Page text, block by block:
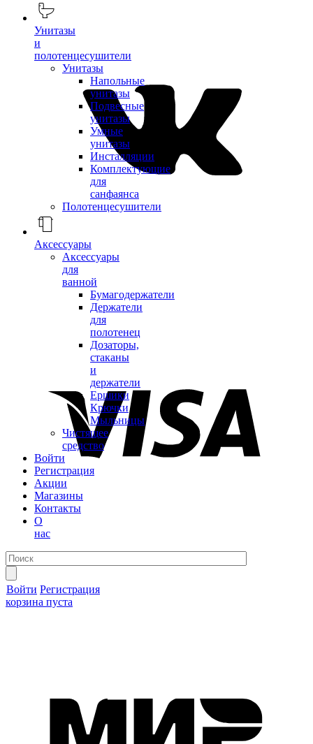
Унитазы
и
полотенцесушители
Унитазы
Напольные
унитазы
Подвесные
унитазы
Умные
унитазы
Инсталляции
Комплектующие
для
санфаянса
Полотенцесушители
Аксессуары
Аксессуары
для
ванной
Бумагодержатели
Держатели
для
полотенец
Дозаторы,
стаканы
и
держатели
Ершики
Крючки
Мыльницы
Чистящее
средство
Войти
Регистрация
Акции
Магазины
Контакты
О
нас
Войти Регистрация
корзина пуста